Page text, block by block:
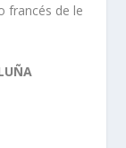
francés de le